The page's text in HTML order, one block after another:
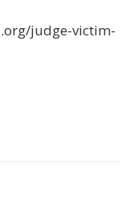
judge-victim-